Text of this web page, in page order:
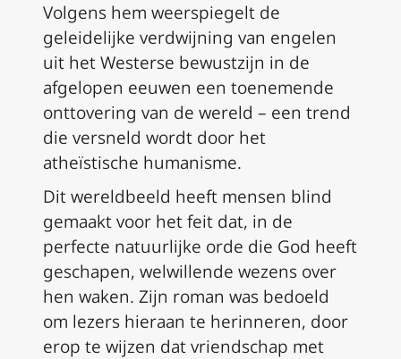
Volgens hem weerspiegelt de
geleidelijke verdwijning van engelen
uit het Westerse bewustzijn in de
afgelopen eeuwen een toenemende
onttovering van de wereld – een trend
die versneld wordt door het
atheïstische humanisme.
Dit wereldbeeld heeft mensen blind
gemaakt voor het feit dat, in de
perfecte natuurlijke orde die God heeft
geschapen, welwillende wezens over
hen waken. Zijn roman was bedoeld
om lezers hieraan te herinneren, door
erop te wijzen dat vriendschap met